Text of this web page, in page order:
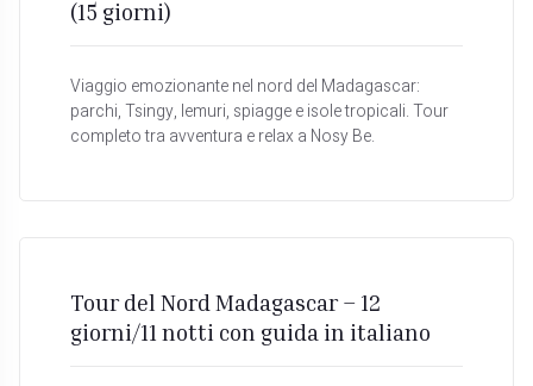
(15 giorni)
Viaggio emozionante nel nord del Madagascar:
parchi, Tsingy, lemuri, spiagge e isole tropicali. Tour
completo tra avventura e relax a Nosy Be.
Tour del Nord Madagascar – 12
giorni/11 notti con guida in italiano